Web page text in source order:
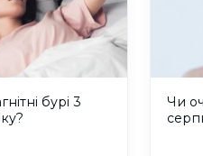
бурі 3
Чи